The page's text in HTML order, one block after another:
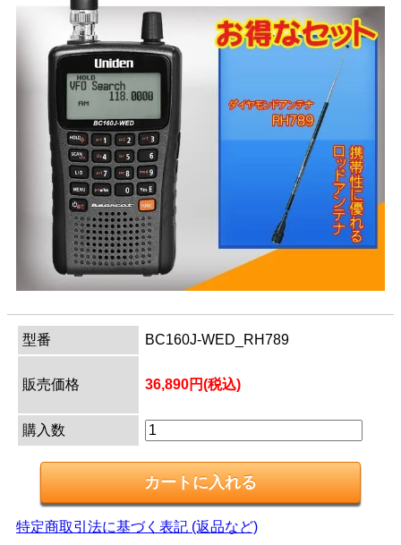
型番 BC160J-WED_RH789
販売価格 36,890円(税込)
購入数
特定商取引法に基づく表記 (返品など)